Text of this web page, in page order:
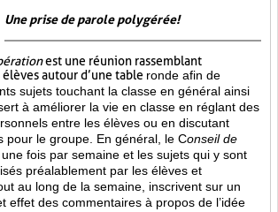
Une prise de parole polygérée!
est une réunion rassemblant
autour d’une table ronde afin de
sujets touchant la classe en général ainsi
à améliorer la vie en classe en réglant des
entre les élèves ou en discutant
pour le groupe. En général, le Conseil de
fois par semaine et les sujets qui y sont
préalablement par les élèves et
au long de la semaine, inscrivent sur un
effet des commentaires à propos de l’idée